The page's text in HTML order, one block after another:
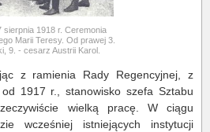
sierpnia 1918 r. Ceremonia
Marii Teresy. Od prawej 3.
9. - cesarz Austrii Karol.
z ramienia Rady Regencyjnej, z
od 1917 r., stanowisko szefa Sztabu
wielką pracę. W ciągu
wcześniej istniejących instytucji